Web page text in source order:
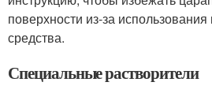
поверхности из-за
средства.
Специальные растворители